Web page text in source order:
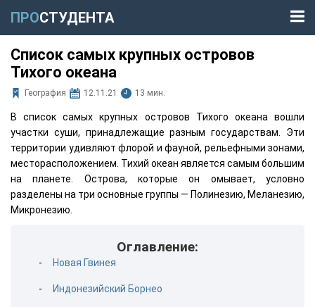
ПРОСТУДЕНТА
Список самых крупных островов
Тихого океана
География 12.11.21 13 мин.
В список самых крупных островов Тихого океана вошли
участки суши, принадлежащие разным государствам. Эти
территории удивляют флорой и фауной, рельефными зонами,
месторасположением. Тихий океан является самым большим
на планете. Острова, которые он омывает, условно
разделены на три основные группы — Полинезию, Меланезию,
Микронезию.
Оглавление:
Новая Гвинея
Индонезийский Борнео